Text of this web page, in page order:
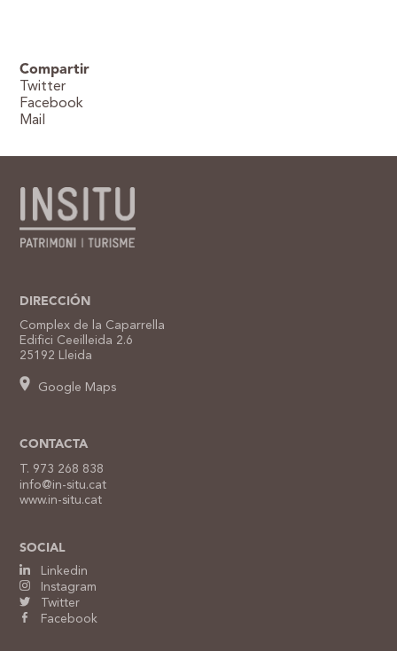
Compartir
Twitter
Facebook
Mail
DIRECCIÓN
Complex de la Caparrella
Edifici Ceeilleida 2.6
25192 Lleida
Google Maps
CONTACTA
T. 973 268 838
info@in-situ.cat
www.in-situ.cat
SOCIAL
Linkedin
Instagram
Twitter
Facebook